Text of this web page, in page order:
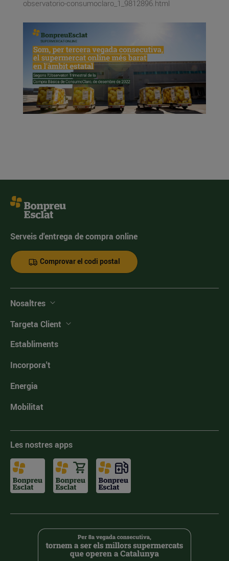
observatorio-consumoclaro_1_9812896.html
Serveis d'entrega de compra online
Comprovar el codi postal
Nosaltres
Targeta Client
Establiments
Incorpora't
Energia
Mobilitat
Les nostres apps